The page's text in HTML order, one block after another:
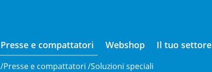
Presse e compattatori Webshop Il tuo settore
/Presse e compattatori /Soluzioni speciali